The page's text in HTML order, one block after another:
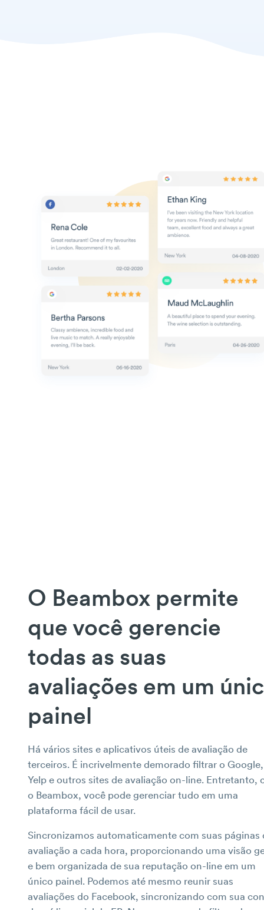
O Beambox permite
que você gerencie
todas as suas
avaliações em um
painel
Há vários sites e aplicativos úteis de avaliação de
terceiros. É incrivelmente demorado filtrar o
Yelp e outros sites de avaliação on-line. Entretanto,
o Beambox, você pode gerenciar tudo em uma
plataforma fácil de usar.
Sincronizamos automaticamente com suas páginas
avaliação a cada hora, proporcionando uma visão
e bem organizada de sua reputação on-line em um
único painel. Podemos até mesmo reunir suas
avaliações do Facebook, sincronizando com sua